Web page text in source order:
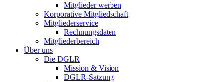
Mitglieder werben
Korporative Mitgliedschaft
Mitgliederservice
Rechnungsdaten
Mitgliederbereich
Über uns
Die DGLR
Mission & Vision
DGLR-Satzung